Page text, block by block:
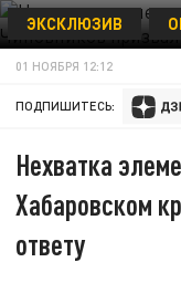
ЭКСКЛЮЗИВ
01 НОЯБРЯ 12:12
ПОДПИШИТЕСЬ:
Нехватка
Хабаровском
ответу